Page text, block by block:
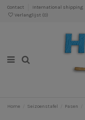
Contact International shipping
Verlanglijst (0)
Home Seizoenstafel Pasen